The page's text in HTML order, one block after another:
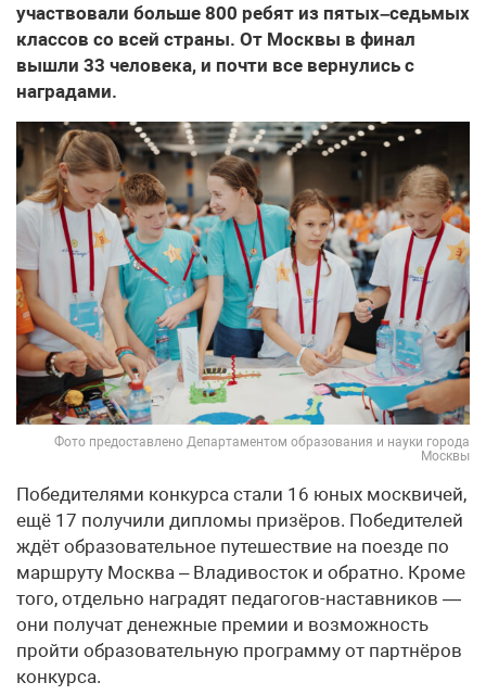
участвовали больше 800 ребят из пятых–седьмых
классов со всей страны. От Москвы в финал
вышли 33 человека, и почти все вернулись с
наградами.
Фото предоставлено Департаментом образования и науки города
Москвы
Победителями конкурса стали 16 юных москвичей,
ещё 17 получили дипломы призёров. Победителей
ждёт образовательное путешествие на поезде по
маршруту Москва – Владивосток и обратно. Кроме
того, отдельно наградят педагогов-наставников —
они получат денежные премии и возможность
пройти образовательную программу от партнёров
конкурса.